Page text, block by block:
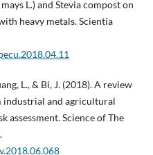
L.) and Stevia compost on
heavy metals. Scientia
L., & Bi, J. (2018). A review
and agricultural
assessment. Science of The